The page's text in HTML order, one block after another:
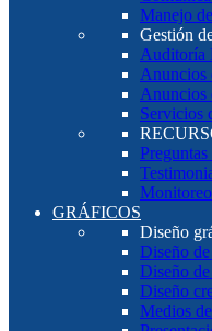
Manejo
Gestión
Auditoría
Anuncios
Anuncios
Servicios
GRÁFICOS
Diseño
Diseño
Diseño
Diseño
Medios